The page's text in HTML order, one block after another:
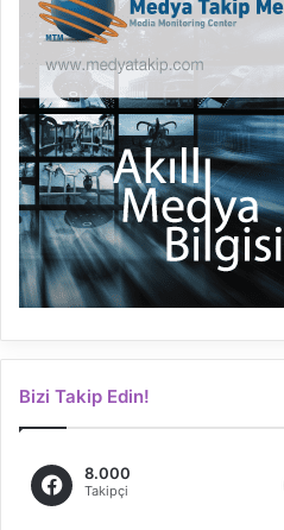
Bizi Takip Edin!
8.000
Takipçi